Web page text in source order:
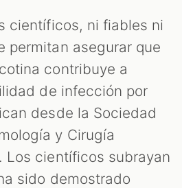
científicos, ni fiables ni
permitan asegurar que
contribuye a
de infección por
desde la Sociedad
y Cirugía
Los científicos subrayan
sido demostrado